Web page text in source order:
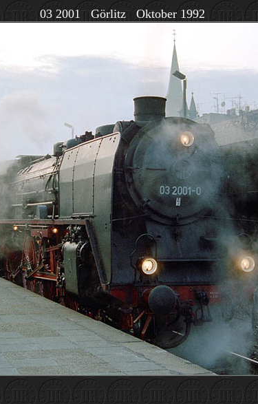
03 2001 Görlitz Oktober 1992